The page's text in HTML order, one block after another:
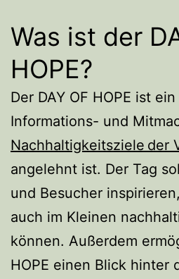
Was ist der
HOPE?
Der DAY OF HOPE ist
Informations- und
Nachhaltigkeitsziele der
angelehnt ist. Der Tag
und Besucher
auch im Kleinen
können. Außerdem
HOPE einen Blick hinter